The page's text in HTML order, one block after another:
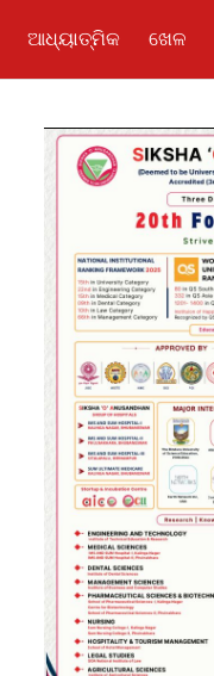
ଆଧ୍ୟାତ୍ମିକ ଖେଳ